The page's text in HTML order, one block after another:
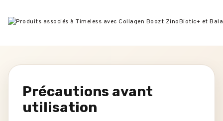
Précautions avant
utilisation